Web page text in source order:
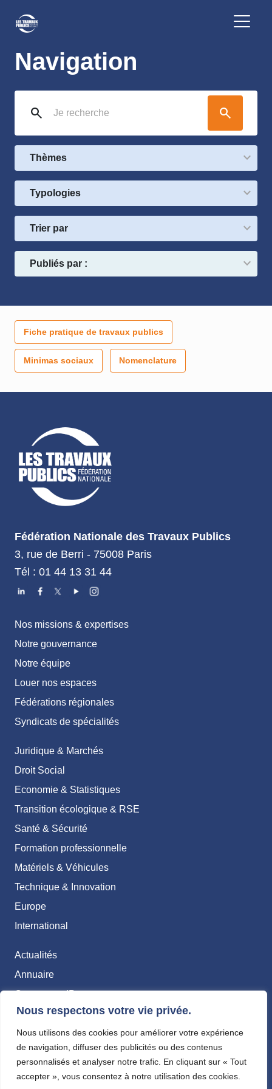
Nous respectons votre vie privée.
Nous utilisons des cookies pour améliorer votre expérience
de navigation, diffuser des publicités ou des contenus
personnalisés et analyser notre trafic. En cliquant sur « Tout
accepter », vous consentez à notre utilisation des cookies.
Navigation
search search
Thèmes
Typologies
Trier par
Publiés par :
Fiche pratique de travaux publics
Minimas sociaux Nomenclature
Fédération Nationale des Travaux Publics
3, rue de Berri - 75008 Paris
Tél : 01 44 13 31 44
Nos missions & expertises
Notre gouvernance
Notre équipe
Louer nos espaces
Fédérations régionales
Syndicats de spécialités
Juridique & Marchés
Droit Social
Economie & Statistiques
Transition écologique & RSE
Santé & Sécurité
Formation professionnelle
Matériels & Véhicules
Technique & Innovation
Europe
International
Actualités
Annuaire
Carte pro & IP
Abonnements
Mentions légales
Politique de confidentialité